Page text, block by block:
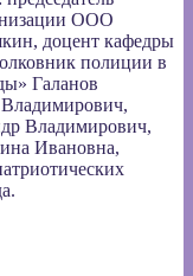
ООО
доцент кафедры
полиции в
Галанов
Владимирович,
Ивановна,